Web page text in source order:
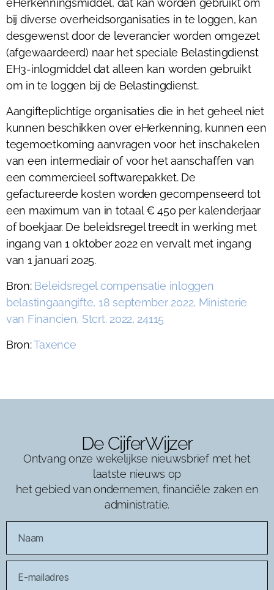
eHerkenningsmiddel, dat kan worden gebruikt om
bij diverse overheidsorganisaties in te loggen, kan
desgewenst door de leverancier worden omgezet
(afgewaardeerd) naar het speciale Belastingdienst
EH3-inlogmiddel dat alleen kan worden gebruikt
om in te loggen bij de Belastingdienst.
Aangifteplichtige organisaties die in het geheel niet
kunnen beschikken over eHerkenning, kunnen een
tegemoetkoming aanvragen voor het inschakelen
van een intermediair of voor het aanschaffen van
een commercieel softwarepakket. De
gefactureerde kosten worden gecompenseerd tot
een maximum van in totaal € 450 per kalenderjaar
of boekjaar. De beleidsregel treedt in werking met
ingang van 1 oktober 2022 en vervalt met ingang
van 1 januari 2025.
Bron: Beleidsregel compensatie inloggen
belastingaangifte, 18 september 2022, Ministerie
van Financien, Stcrt. 2022, 24115
Bron:Taxence
De CijferWijzer
Ontvang onze wekelijkse nieuwsbrief met het
laatste nieuws op
het gebied van ondernemen, financiële zaken en
administratie.